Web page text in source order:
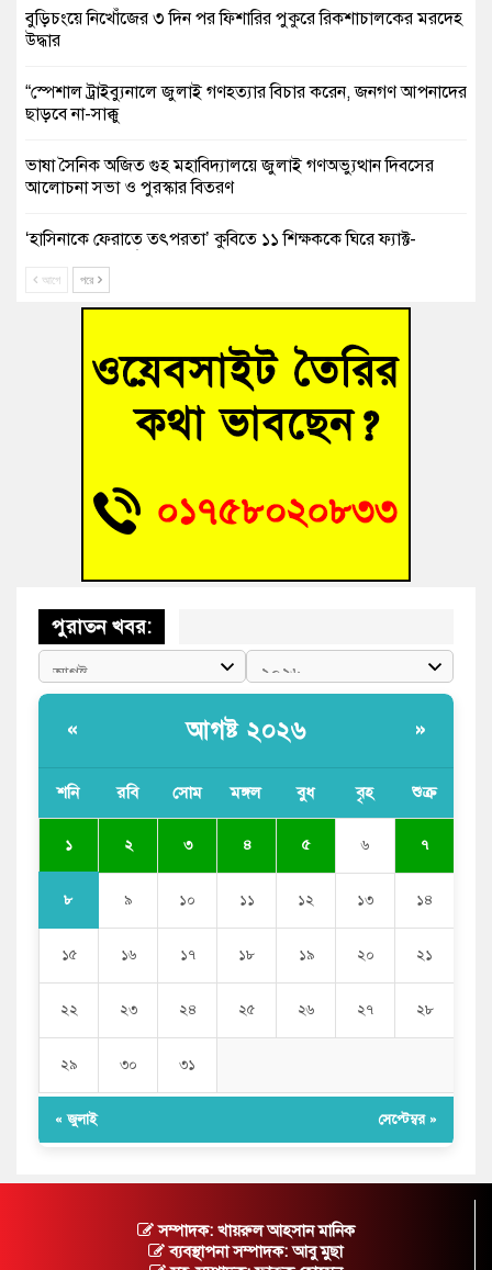
বুড়িচংয়ে নিখোঁজের ৩ দিন পর ফিশারির পুকুরে রিকশাচালকের মরদেহ
উদ্ধার
“স্পেশাল ট্রাইব্যুনালে জুলাই গণহত্যার বিচার করেন, জনগণ আপনাদের
ছাড়বে না-সাক্কু
ভাষা সৈনিক অজিত গুহ মহাবিদ্যালয়ে জুলাই গণঅভ্যুত্থান দিবসের
আলোচনা সভা ও পুরস্কার বিতরণ
‘হাসিনাকে ফেরাতে তৎপরতা’ কুবিতে ১১ শিক্ষককে ঘিরে ফ্যাক্ট-
বাঁশের খুঁটিতে ভর করে টিকে আছে সেতু
জুলাই গণঅভ্যুত্থান দিবসে কুমিল্লায় শ্রদ্ধা, র‍্যালি ও সংবর্ধনা
তনু হত্যা মামলায় গ্রেফতার সাবেক সেনা সদস্য হাফিজুর রহমান
হাইকোর্টের জামিনে মুক্ত
আহত শিক্ষার্থীদের দেখতে গিয়ে মেডিকেলের ক্যান্টিনে অবরুদ্ধ জবি
আগে পরে
পুরাতন খবর:
« আগষ্ট ২০২৬ »
শনি রবি সোম মঙ্গল বুধ বৃহ শুক্র
১ ২ ৩ ৪ ৫ ৬ ৭
৮ ৯ ১০ ১১ ১২ ১৩ ১৪
১৫ ১৬ ১৭ ১৮ ১৯ ২০ ২১
২২ ২৩ ২৪ ২৫ ২৬ ২৭ ২৮
২৯ ৩০ ৩১
« জুলাই সেপ্টেম্বর »
সম্পাদক: খায়রুল আহসান মানিক
ব্যবস্থাপনা সম্পাদক: আবু মুছা